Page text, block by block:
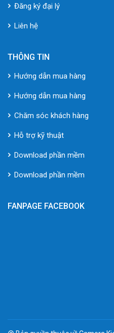
Đăng ký đại lý
Liên hệ
THÔNG TIN
Hướng dẫn mua hàng
Hướng dẫn mua hàng
Chăm sóc khách hàng
Hỗ trợ kỹ thuật
Download phần mềm
Download phần mềm
FANPAGE FACEBOOK